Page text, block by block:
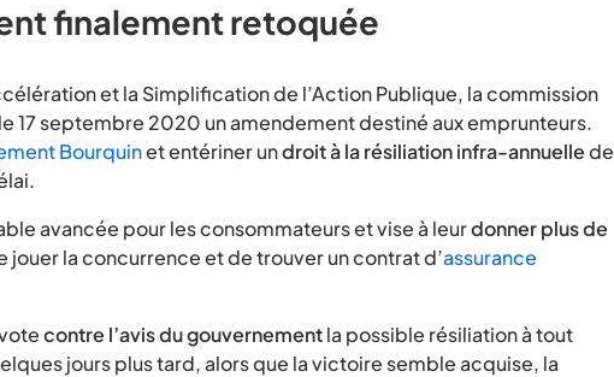
finalement retoquée
et la Simplification de l’Action Publique, la commission
17 septembre 2020 un amendement destiné aux emprunteurs.
Bourquinet entériner undroit à la résiliation infra-annuellede
avancée pour les consommateurs et vise à leurdonner plus de
jouer la concurrence et de trouver un contrat d’assurance
contre l’avis du gouvernementla possible résiliation à tout
jours plus tard, alors que la victoire semble acquise, la